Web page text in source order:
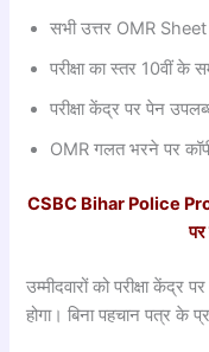
सभी उत्तर OMR
परीक्षा का स्तर 10वीं के
परीक्षा केंद्र पर पेन
OMR गलत भरने पर
CSBC Bihar Police
पर
उम्मीदवारों को परीक्षा
होगा। बिना पहचान पत्र के